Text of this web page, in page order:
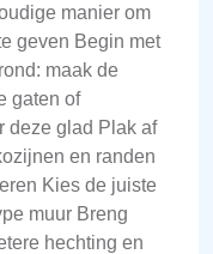
manier om
geven Begin met
maak de
gaten of
deze glad Plak af
en randen
Kies de juiste
muur Breng
hechting en